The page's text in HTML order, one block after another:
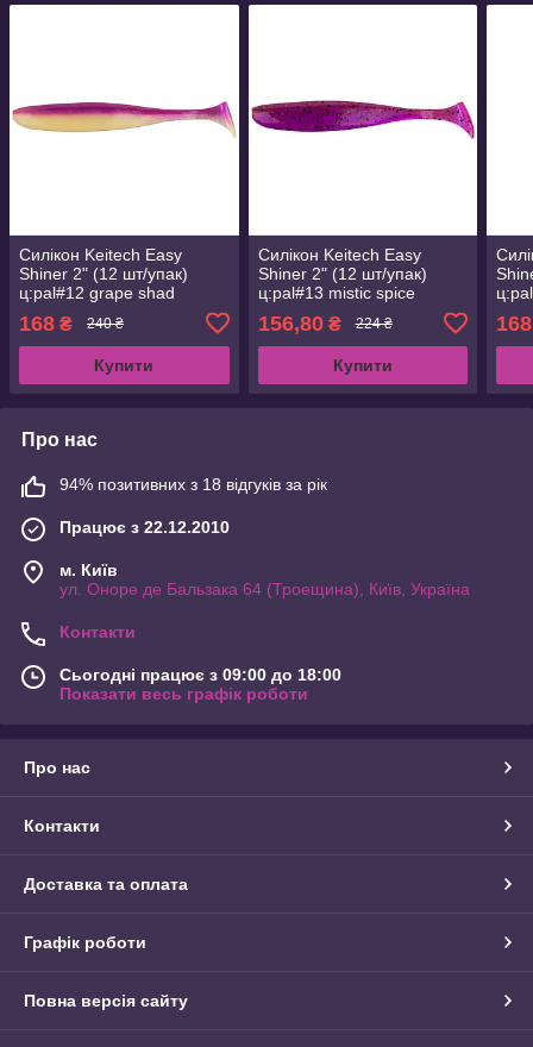
Силікон Keitech Easy
Shiner 2" (12 шт/упак)
ц:pal#12 grape shad
168 ₴ 240 ₴
Купити
Силікон Keitech Easy
Shiner 2" (12 шт/упак)
ц:pal#13 mistic spice
156,80₴ 224 ₴
Купити
168
Про нас
94% позитивних з 18 відгуків за рік
Працює з 22.12.2010
м. Київ
ул. Оноре де Бальзака 64 (Троещина), Київ, Україна
Контакти
Сьогодні працює з 09:00 до 18:00
Показати весь графік роботи
Про нас
Контакти
Доставка та оплата
Графік роботи
Повна версія сайту